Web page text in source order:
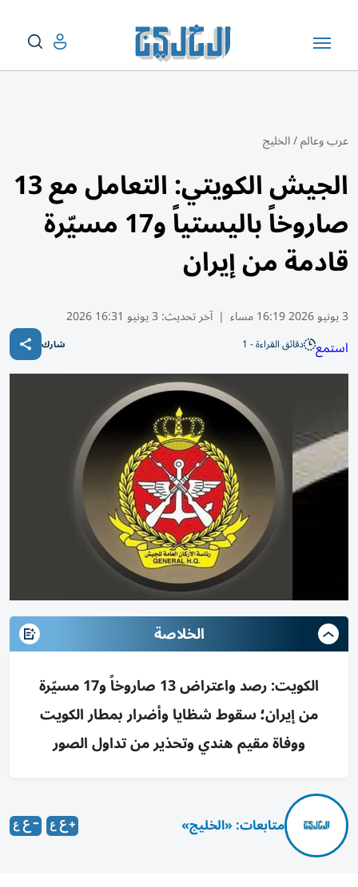
عرب وعالم/الخليج
الجيش الكويتي: التعامل مع 13
صاروخاً باليستياً و17 مسيّرة
قادمة من إيران
3 يونيو 2026 16:19 مساء | آخر تحديث: 3 يونيو 16:31 2026
استمع دقائق القراءة - 1 شارك
الخلاصة
الكويت: رصد واعتراض 13 صاروخاً و17 مسيّرة
من إيران؛ سقوط شظايا وأضرار بمطار الكويت
ووفاة مقيم هندي وتحذير من تداول الصور
متابعات: «الخليج»